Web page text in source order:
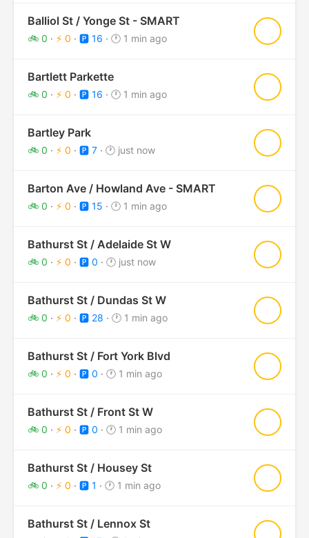
Balliol St / Yonge St - SMART
🚲 0 · ⚡ 0 · 🅿️ 16 · 🕐 1 min ago
Bartlett Parkette
🚲 0 · ⚡ 0 · 🅿️ 16 · 🕐 1 min ago
Bartley Park
🚲 0 · ⚡ 0 · 🅿️ 7 · 🕐 just now
Barton Ave / Howland Ave - SMART
🚲 0 · ⚡ 0 · 🅿️ 15 · 🕐 1 min ago
Bathurst St / Adelaide St W
🚲 0 · ⚡ 0 · 🅿️ 0 · 🕐 just now
Bathurst St / Dundas St W
🚲 0 · ⚡ 0 · 🅿️ 28 · 🕐 1 min ago
Bathurst St / Fort York Blvd
🚲 0 · ⚡ 0 · 🅿️ 0 · 🕐 1 min ago
Bathurst St / Front St W
🚲 0 · ⚡ 0 · 🅿️ 0 · 🕐 1 min ago
Bathurst St / Housey St
🚲 0 · ⚡ 0 · 🅿️ 1 · 🕐 1 min ago
Bathurst St / Lennox St